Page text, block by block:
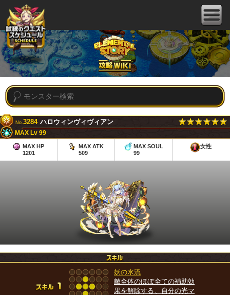
No.3284 ハロウィンヴィヴィアン
MAX Lv 99
MAX HP
1201
MAX ATK
509
MAX SOUL
99
女性
妖の水流
敵全体のほぼ全ての補助効
果を解除する、自分の光マ